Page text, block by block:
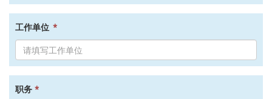
工作单位 *
职务 *